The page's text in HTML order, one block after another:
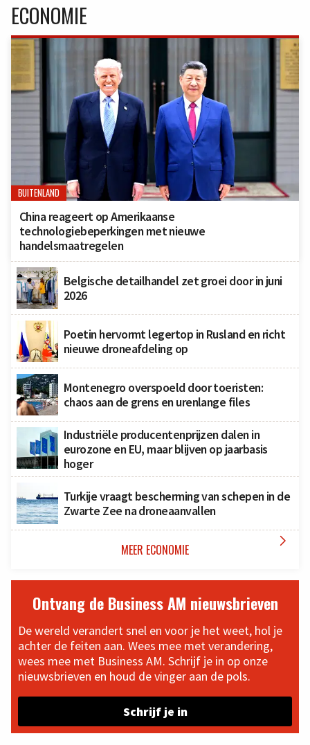
ECONOMIE
BUITENLAND
China reageert op Amerikaanse
technologiebeperkingen met nieuwe
handelsmaatregelen
Belgische detailhandel zet groei door in juni
2026
Poetin hervormt legertop in Rusland en richt
nieuwe droneafdeling op
Montenegro overspoeld door toeristen:
chaos aan de grens en urenlange files
Industriële producentenprijzen dalen in
eurozone en EU, maar blijven op jaarbasis
hoger
Turkije vraagt bescherming van schepen in de
Zwarte Zee na droneaanvallen
MEER ECONOMIE 
Ontvang de Business AM nieuwsbrieven
De wereld verandert snel en voor je het weet, hol je
achter de feiten aan. Wees mee met verandering,
wees mee met Business AM. Schrijf je in op onze
nieuwsbrieven en houd de vinger aan de pols.
Schrijf je in